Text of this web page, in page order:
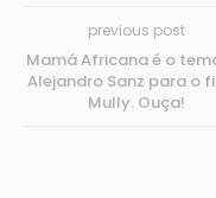
previous post
Mamá Africana é o
Alejandro Sanz para o
Mully. Ouça!